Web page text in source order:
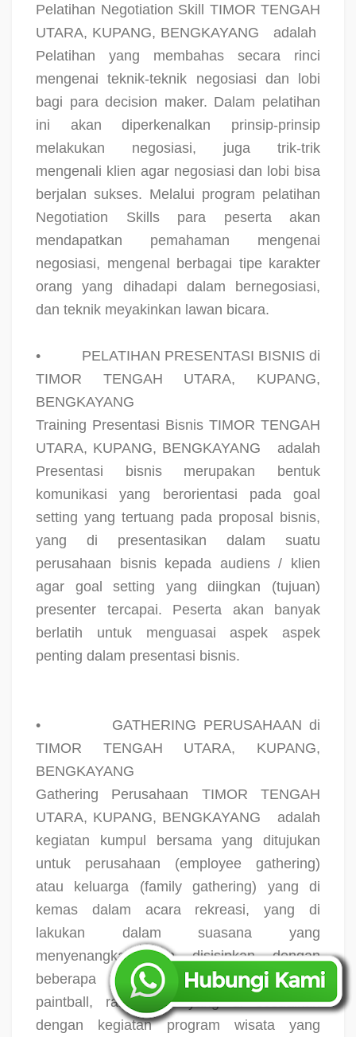
Pelatihan Negotiation Skill TIMOR TENGAH
UTARA, KUPANG, BENGKAYANG
adalah
Pelatihan yang membahas secara rinci
mengenai teknik-teknik negosiasi dan lobi
bagi para decision maker. Dalam pelatihan
ini akan diperkenalkan prinsip-prinsip
melakukan negosiasi, juga trik-trik
mengenali klien agar negosiasi dan lobi bisa
berjalan sukses. Melalui program pelatihan
Negotiation Skills para peserta akan
mendapatkan pemahaman mengenai
negosiasi, mengenal berbagai tipe karakter
orang yang dihadapi dalam bernegosiasi,
dan teknik meyakinkan lawan bicara.
•
PELATIHAN PRESENTASI BISNIS di
TIMOR TENGAH UTARA, KUPANG,
BENGKAYANG
Training Presentasi Bisnis TIMOR TENGAH
UTARA, KUPANG, BENGKAYANG
adalah
Presentasi bisnis merupakan bentuk
komunikasi yang berorientasi pada goal
setting yang tertuang pada proposal bisnis,
yang di presentasikan dalam suatu
perusahaan bisnis kepada audiens / klien
agar goal setting yang diingkan (tujuan)
presenter tercapai. Peserta akan banyak
berlatih untuk menguasai aspek aspek
penting dalam presentasi bisnis.
•
GATHERING PERUSAHAAN di
TIMOR TENGAH UTARA, KUPANG,
BENGKAYANG
Gathering Perusahaan TIMOR TENGAH
UTARA, KUPANG, BENGKAYANG
adalah
kegiatan kumpul bersama yang ditujukan
untuk perusahaan (employee gathering)
atau keluarga (family gathering) yang di
kemas dalam acara rekreasi, yang di
lakukan dalam suasana yang
menyenangkan dan disisipkan dengan
beberapa bentuk games (outbound,
paintball, rafting, dll yang di sesuaikan
dengan kegiatan program wisata yang